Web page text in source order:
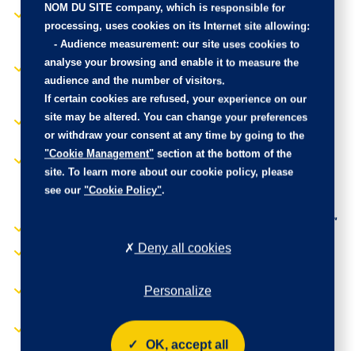
automatique des feux de
croisement
Condamnation
centralisée des portes
avec télécommande
Côtés de caisse AR vitres
fixes
EASY LINK avec écran 8"
et Navigation et
compatible Androïd Auto
ESP+Extended Grip+Aide
Feux + Essuie-vitre
électriquement
Sellerie cuir Noir
réglage lombaires +
accoudoir
Siège passager AV
réglable en hauteur +
accoudoir
Sièges AV chauffants
Tableau de bord digital 7"
Vitrage latéral AR et
grainé
NOM DU SITE company, which is responsible for
processing, uses cookies on its Internet site allowing:
- Audience measurement: our site uses cookies to
analyse your browsing and enable it to measure the
audience and the number of visitors.
If certain cookies are refused, your experience on our
site may be altered. You can change your preferences
or withdraw your consent at any time by going to the
"Cookie Management" section at the bottom of the
site. To learn more about our cookie policy, please
see our "Cookie Policy".
OK, accept all
Personalize
Deny all cookies